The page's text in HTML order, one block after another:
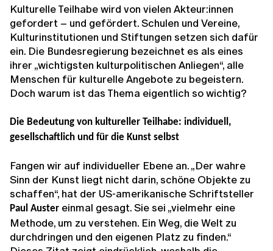
Kulturelle Teilhabe wird von vielen Akteur:innen
gefordert – und gefördert. Schulen und Vereine,
Kulturinstitutionen und Stiftungen setzen sich dafür
ein. Die Bundesregierung bezeichnet es als eines
ihrer „wichtigsten kulturpolitischen Anliegen“, alle
Menschen für kulturelle Angebote zu begeistern.
Doch warum ist das Thema eigentlich so wichtig?
Die Bedeutung von kultureller Teilhabe: individuell,
gesellschaftlich und für die Kunst selbst
Fangen wir auf individueller Ebene an. „Der wahre
Sinn der Kunst liegt nicht darin, schöne Objekte zu
schaffen“, hat der US-amerikanische Schriftsteller
Paul Auster einmal gesagt. Sie sei „vielmehr eine
Methode, um zu verstehen. Ein Weg, die Welt zu
durchdringen und den eigenen Platz zu finden.“